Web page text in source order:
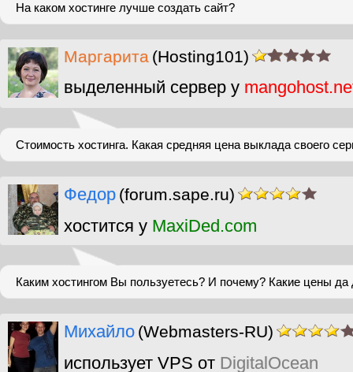
На каком хостинге лучше создать сайт?
Маргарита (Hosting101)
выделенный сервер у
Стоимость хостинга. Какая средняя цена выклада своего
Федор (forum.sape.ru)
хостится у MaxiDed.com
Каким хостингом Вы пользуетесь? И почему? Какие цены
Михайло (Webmasters-RU)
использует VPS от DigitalOcean